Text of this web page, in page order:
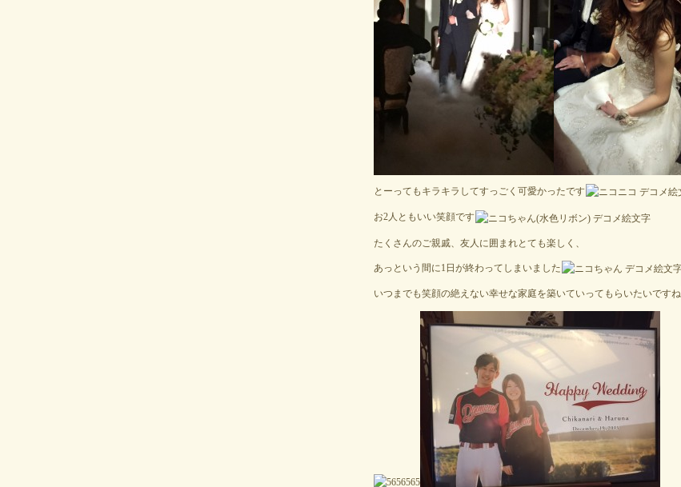
とーってもキラキラしてすっごく可愛かったです
お2人ともいい笑顔です
たくさんのご親戚、友人に囲まれとても楽しく、
あっという間に1日が終わってしまいました
いつまでも笑顔の絶えない幸せな家庭を築いていってもらいたいですね